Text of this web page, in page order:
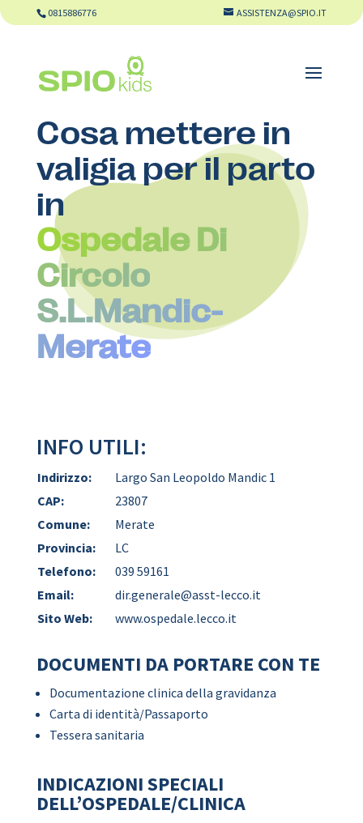
0815886776 ASSISTENZA@SPIO.IT
Cosa mettere in
valigia per il parto
in
Ospedale Di
Circolo
S.L.Mandic-
Merate
INFO UTILI:
Indirizzo:
Largo San Leopoldo Mandic 1
CAP:
23807
Comune:
Merate
Provincia:
LC
Telefono:
039 59161
Email:
dir.generale@asst-lecco.it
Sito Web:
www.ospedale.lecco.it
DOCUMENTI DA PORTARE CON TE
Documentazione clinica della gravidanza
Carta di identità/Passaporto
Tessera sanitaria
INDICAZIONI SPECIALI
DELL’OSPEDALE/CLINICA